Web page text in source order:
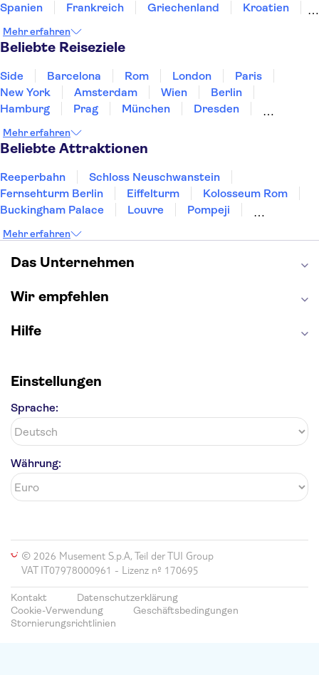
Spanien
Frankreich Griechenland
Kroatien
Norwegen
Polen
Mehr erfahren
Beliebte Reiseziele
Side Barcelona Rom London
Paris
New York
Amsterdam Wien
Berlin
Hamburg
Prag München
Dresden
Heidelberg
Bremen
Mehr erfahren
Beliebte Attraktionen
Reeperbahn
Schloss Neuschwanstein
Fernsehturm Berlin
Eiffelturm
Kolosseum Rom
Buckingham Palace
Louvre
Pompeji
Moulin Rouge
Burj Khalifa
Keukenhof
London Eye
Elbphilharmonie
Mehr erfahren
Das Unternehmen
Wir empfehlen
Hilfe
Einstellungen
Sprache:
Währung:
© 2026 Musement S.p.A, Teil der TUI Group
VAT IT07978000961 - Lizenz nº 170695
Kontakt
Datenschutzerklärung
Cookie-Verwendung
Geschäftsbedingungen
Stornierungsrichtlinien